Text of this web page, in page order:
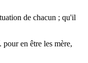
de chacun ; qu'il
en être les mère,